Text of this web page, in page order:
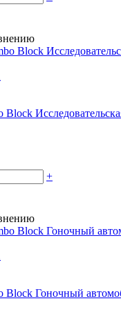
Block
+
Block Гоночный